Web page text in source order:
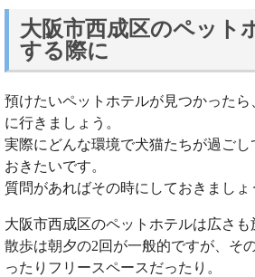
大阪市西成区のペット
する際に
預けたいペットホテルが見つかったら
に行きましょう。
実際にどんな環境で犬猫たちが過ご
おきたいです。
質問があればその時にしておきましょ
大阪市西成区のペットホテルは広さも
散歩は朝夕の2回が一般的ですが、そ
ったりフリースペースだったり。